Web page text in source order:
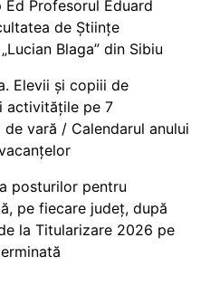
Profesorul Eduard
de Științe
Blaga” din Sibiu
Elevii și copiii de
activitățile pe 7
vară / Calendarul anului
posturilor pentru
pe fiecare județ, după
la Titularizare 2026 pe